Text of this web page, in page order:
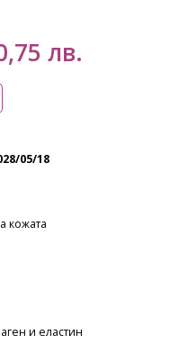
лв.
05/18
кожата
и еластин